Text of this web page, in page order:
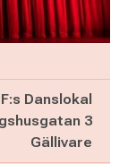
Danslokal
3
Gällivare